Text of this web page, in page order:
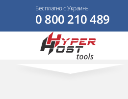
Бесплатно с Украины
0 800 210 489